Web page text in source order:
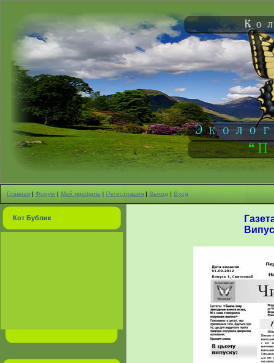
Главная | Форум | Мой профиль | Регистрация | Выход | Вход
Кот Бублик